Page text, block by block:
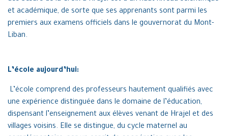
et académique, de sorte que ses apprenants sont parmi les
premiers aux examens officiels dans le gouvernorat du Mont-
Liban.
L’école aujourd’hui:
L’école comprend des professeurs hautement qualifiés avec
une expérience distinguée dans le domaine de l’éducation,
dispensant l’enseignement aux élèves venant de Hrajel et des
villages voisins. Elle se distingue, du cycle maternel au